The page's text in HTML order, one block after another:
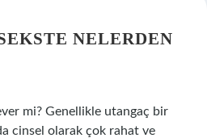
NELERDEN
mi? Genellikle utangaç bir
cinsel olarak çok rahat ve